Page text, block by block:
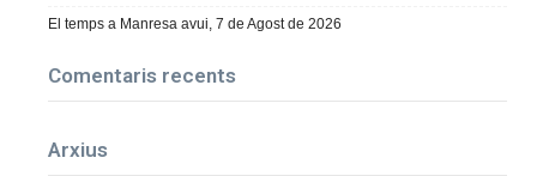
El temps a Manresa avui, 7 de Agost de 2026
Comentaris recents
Arxius